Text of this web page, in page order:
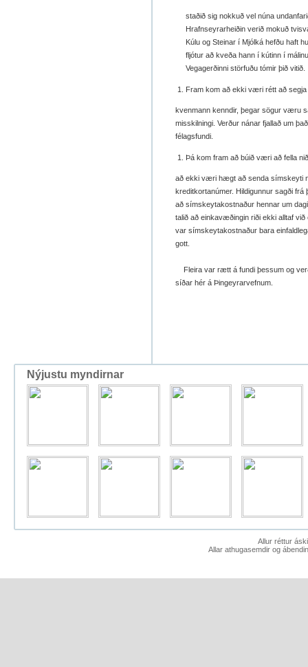
staðið sig nokkuð vel núna
Hrafnseyrarheiðin verið mokuð
Kúlu og Steinar í Mjólká hefðu haft
fljótur að kveða hann í kútinn í málinu
Vegagerðinni störfuðu tómir þið vitið.
Fram kom að ekki væri rétt að
kvenmann kenndir, þegar sögur væru
misskilningi. Verður nánar fjallað um
félagsfundi.
Þá kom fram að búið væri að fella
að ekki væri hægt að senda símskeyti
kreditkortanúmer. Hildigunnur sagði frá
að símskeytakostnaður hennar um
talið að einkavæðingin riði ekki alltaf við
var símskeytakostnaður bara
gott.
Fleira var rætt á fundi þessum og
síðar hér á Þingeyrarvefnum.
Nýjustu myndirnar
Allur réttur
Allar athugasemdir og